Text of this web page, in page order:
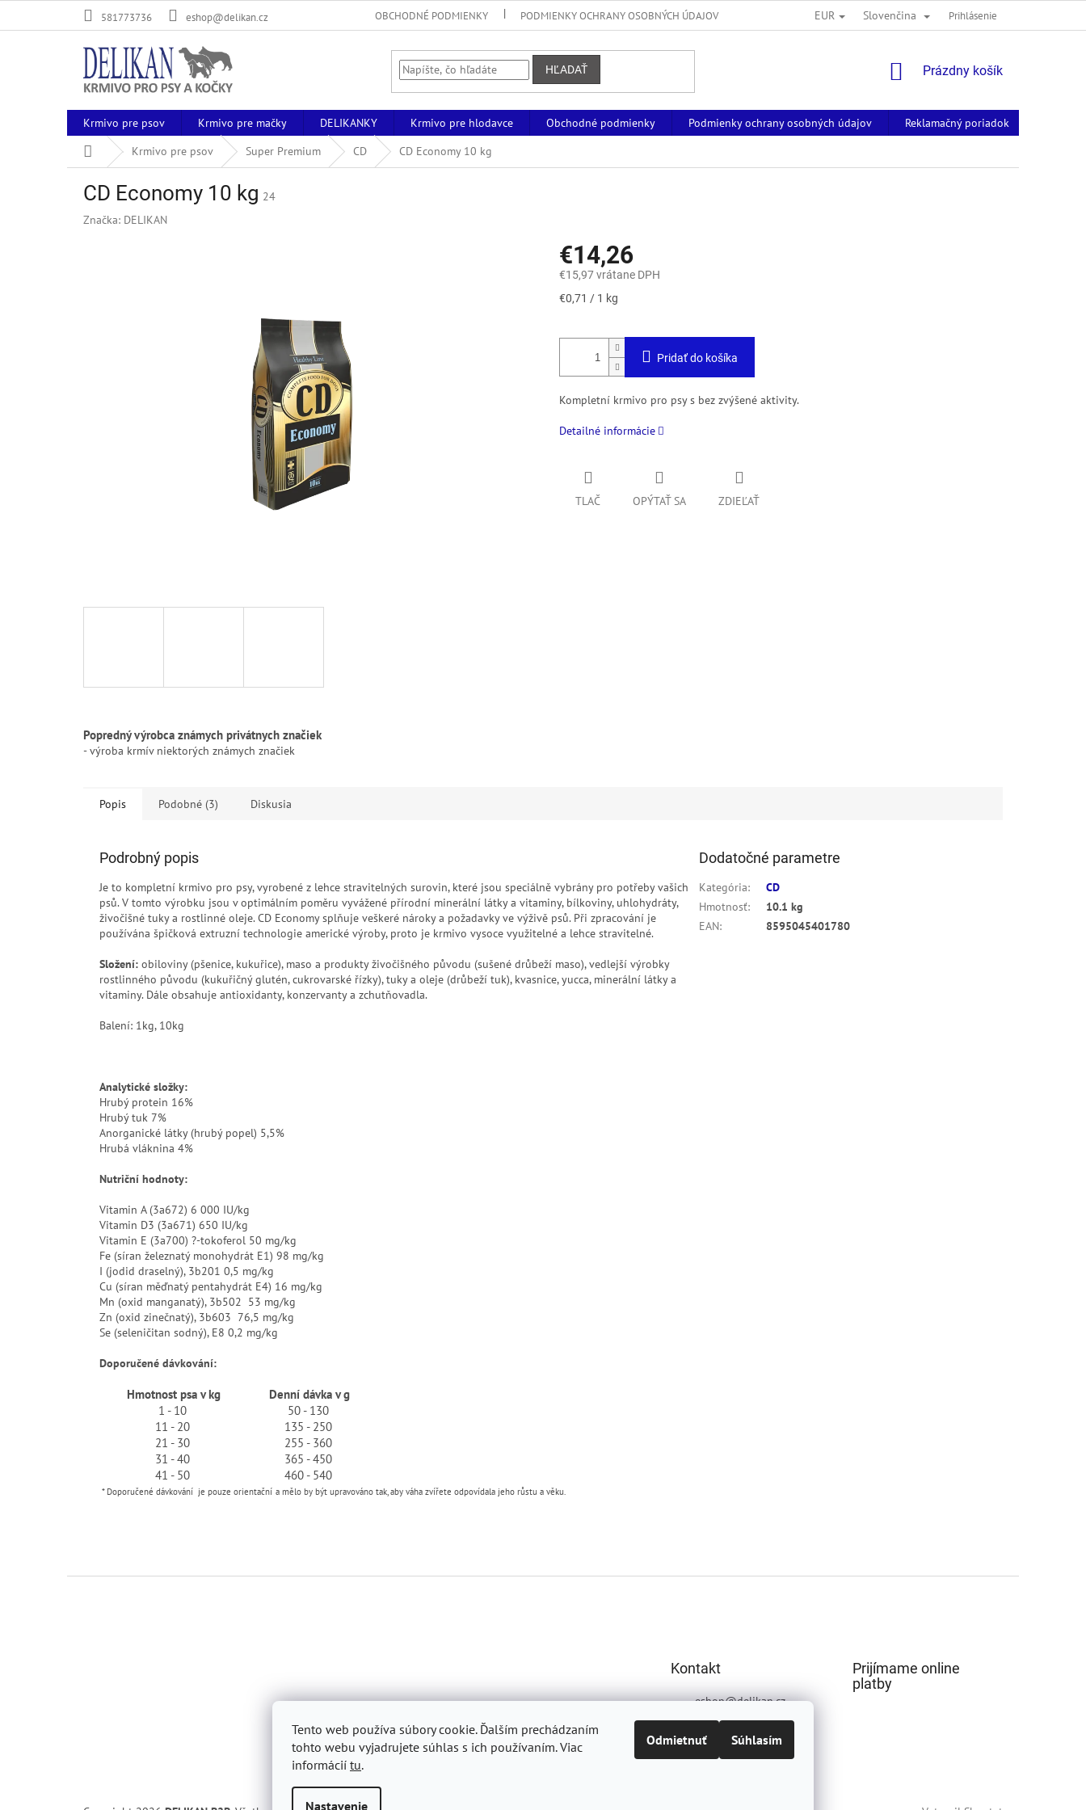
Tento web používa súbory cookie. Ďalším prechádzaním
tohto webu vyjadrujete súhlas s ich používaním. Viac
informácií tu.
Nastavenie
Odmietnuť Súhlasím
581773736 eshop@delikan.cz OBCHODNÉ PODMIENKY PODMIENKY OCHRANY OSOBNÝCH ÚDAJOV EUR Slovenčina Prihlásenie
HĽADAŤ
NÁKUPNÝ
Prázdny košík
Krmivo pre psov Krmivo pre mačky DELIKANKY Krmivo pre hlodavce Obchodné podmienky Podmienky ochrany osobných údajov Reklamačný poriadok
DomovKrmivo pre psov Super Premium CD CD Economy 10 kg
CD Economy 10 kg 24
Značka: DELIKAN
€14,26
€15,97 vrátane DPH
Jednotková
€0,71 / 1 kg
Pridať do košíka
Kompletní krmivo pro psy s bez zvýšené aktivity.
Detailné informácie
TLAČ OPÝTAŤ SA ZDIEĽAŤ
Popredný výrobca známych privátnych značiek
- výroba krmív niektorých známych značiek
Popis Podobné (3) Diskusia
Podrobný popis
Je to kompletní krmivo pro psy, vyrobené z lehce stravitelných surovin, které jsou speciálně vybrány pro potřeby vašich
psů. V tomto výrobku jsou v optimálním poměru vyvážené přírodní minerální látky a vitaminy, bílkoviny, uhlohydráty,
živočišné tuky a rostlinné oleje. CD Economy splňuje veškeré nároky a požadavky ve výživě psů. Při zpracování je
používána špičková extruzní technologie americké výroby, proto je krmivo vysoce využitelné a lehce stravitelné.
Složení: obiloviny (pšenice, kukuřice), maso a produkty živočišného původu (sušené drůbeží maso), vedlejší výrobky
rostlinného původu (kukuřičný glutén, cukrovarské řízky), tuky a oleje (drůbeží tuk), kvasnice, yucca, minerální látky a
vitaminy. Dále obsahuje antioxidanty, konzervanty a zchutňovadla.
Balení: 1kg, 10kg
Analytické složky:
Hrubý protein 16%
Hrubý tuk 7%
Anorganické látky (hrubý popel) 5,5%
Hrubá vláknina 4%
Nutriční hodnoty:
Vitamin A (3a672) 6 000 IU/kg
Vitamin D3 (3a671) 650 IU/kg
Vitamin E (3a700) ?-tokoferol 50 mg/kg
Fe (síran železnatý monohydrát E1) 98 mg/kg
I (jodid draselný), 3b201 0,5 mg/kg
Cu (síran měďnatý pentahydrát E4) 16 mg/kg
Mn (oxid manganatý), 3b502 53 mg/kg
Zn (oxid zinečnatý), 3b603 76,5 mg/kg
Se (seleničitan sodný), E8 0,2 mg/kg
Doporučené dávkování:
Hmotnost psa v kg
Denní dávka v g
1 - 10
50 - 130
11 - 20
135 - 250
21 - 30
255 - 360
31 - 40
365 - 450
41 - 50
460 - 540
* Doporučené dávkování je pouze orientační a mělo by být upravováno tak, aby váha zvířete odpovídala jeho růstu a věku.
Dodatočné parametre
Kategória:
CD
Hmotnosť:
10.1 kg
EAN: 8595045401780
Kontakt
eshop@delikan.cz
581773736
Prijímame online
platby